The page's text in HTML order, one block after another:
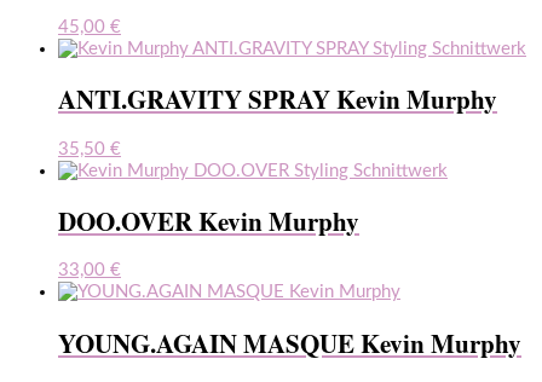
45,00 €
ANTI.GRAVITY SPRAY Kevin Murphy
35,50 €
DOO.OVER Kevin Murphy
33,00 €
YOUNG.AGAIN MASQUE Kevin Murphy